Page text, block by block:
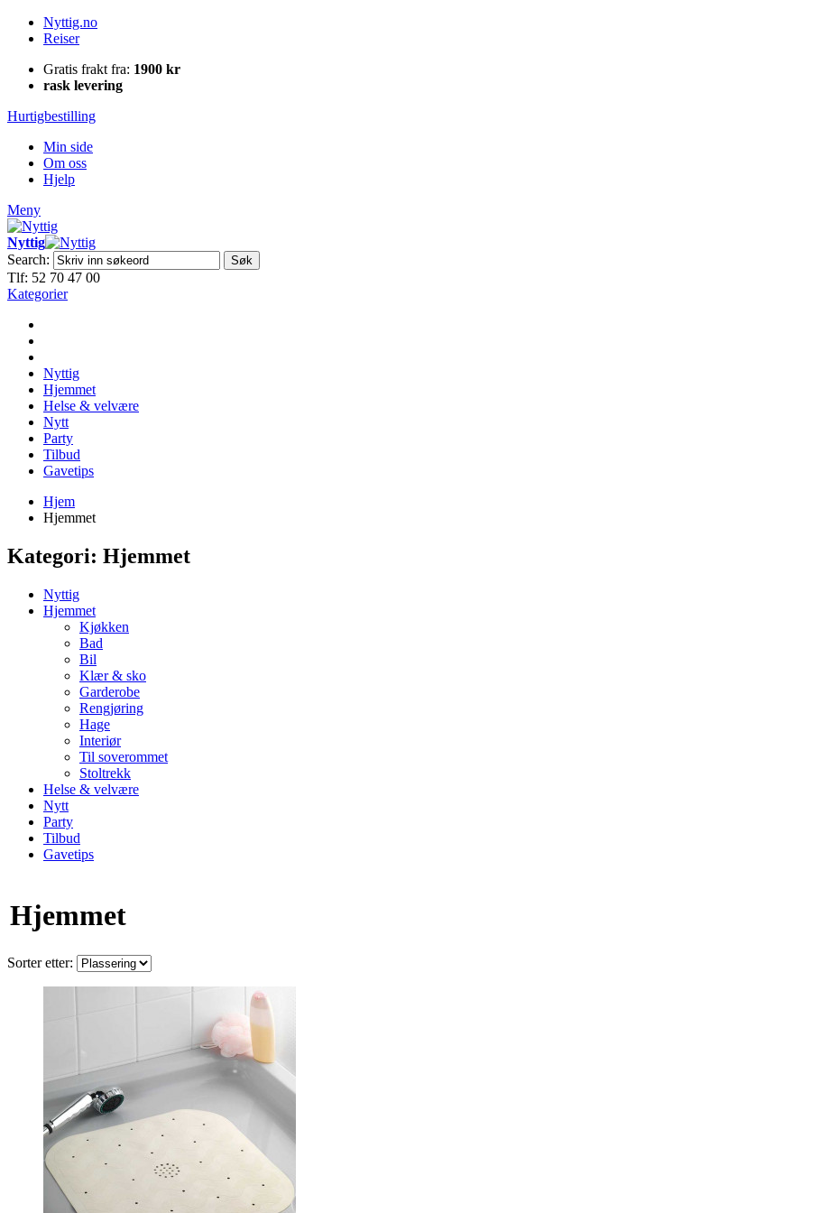
Nyttig.no
Reiser
Gratis frakt fra: 1900 kr
rask levering
Hurtigbestilling
Min side
Om oss
Hjelp
Meny
Nyttig
Search:
Søk
Tlf: 52 70 47 00
Kategorier
Nyttig
Hjemmet
Helse & velvære
Nytt
Party
Tilbud
Gavetips
Hjem
Hjemmet
Kategori: Hjemmet
Nyttig
Hjemmet
Kjøkken
Bad
Bil
Klær & sko
Garderobe
Rengjøring
Hage
Interiør
Til soverommet
Stoltrekk
Helse & velvære
Nytt
Party
Tilbud
Gavetips
Hjemmet
Sorter etter: